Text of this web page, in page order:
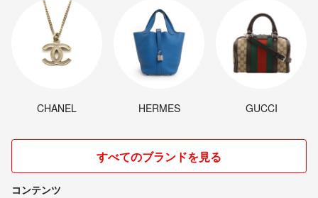
CHANEL HERMES GUCCI
すべてのブランドを見る
コンテンツ